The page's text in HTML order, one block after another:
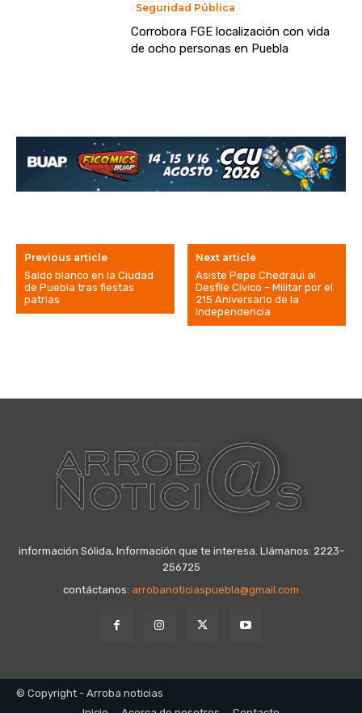
Seguridad Pública
Corrobora FGE localización con vida
de ocho personas en Puebla
Previous article
Saldo blanco en la Ciudad
de Puebla tras fiestas
patrias
Next article
Asiste Pepe Chedraui al
Desfile Cívico – Militar por el
215 Aniversario de la
Independencia
información Sólida, Información que te interesa. Llámanos: 2223-
256725
contáctanos: arrobanoticiaspuebla@gmail.com
© Copyright - Arroba noticias